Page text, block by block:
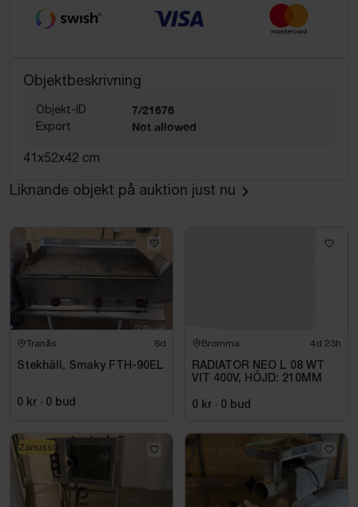
Objektbeskrivning
Objekt-ID 7/21676
Export Not allowed
41x52x42 cm
Liknande objekt på auktion just nu
Tranås 6d
Stekhäll, Smaky FTH-90EL
0 kr · 0 bud
Bromma 4d 23h
RADIATOR NEO L 08 WT
VIT 400V, HÖJD: 210MM
0 kr · 0 bud
Zanussi